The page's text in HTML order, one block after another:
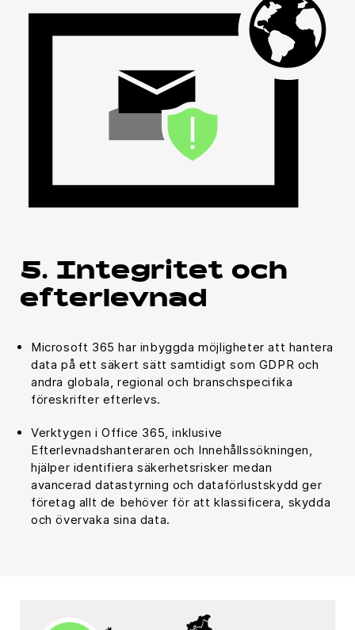
5. Integritet och
efterlevnad
Microsoft 365 har inbyggda möjligheter att hantera
data på ett säkert sätt samtidigt som GDPR och
andra globala, regional och branschspecifika
föreskrifter efterlevs.
Verktygen i Office 365, inklusive
Efterlevnadshanteraren och Innehållssökningen,
hjälper identifiera säkerhetsrisker medan
avancerad datastyrning och dataförlustskydd ger
företag allt de behöver för att klassificera, skydda
och övervaka sina data.